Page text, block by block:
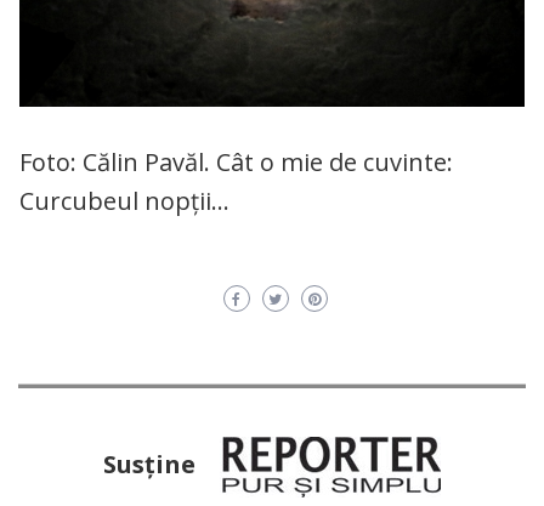
Foto: Călin Pavăl. Cât o mie de cuvinte:
Curcubeul nopții…
Susţine